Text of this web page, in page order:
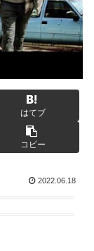
はてブ
コピー
2022.06.18